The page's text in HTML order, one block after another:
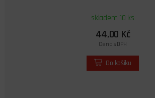
skladem 10 ks
44,00 Kč
Cena s DPH
Do košíku